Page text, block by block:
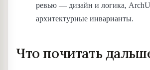
ревью — дизайн и логика,
архитектурные инварианты.
Что почитать